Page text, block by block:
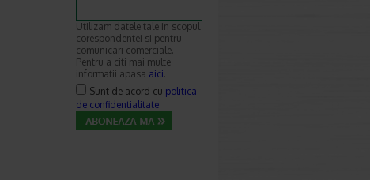
Utilizam datele tale in scopul
corespondentei si pentru
comunicari comerciale.
Pentru a citi mai multe
informatii apasa aici.
Sunt de acord cu politica
de confidentialitate